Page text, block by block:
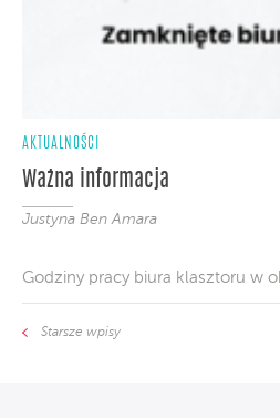
AKTUALNOŚCI
Ważna informacja
Justyna Ben Amara
Godziny pracy biura klasztoru w
Starsze wpisy